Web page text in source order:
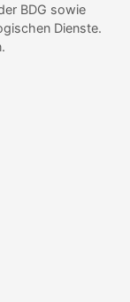
BDG sowie
Dienste.